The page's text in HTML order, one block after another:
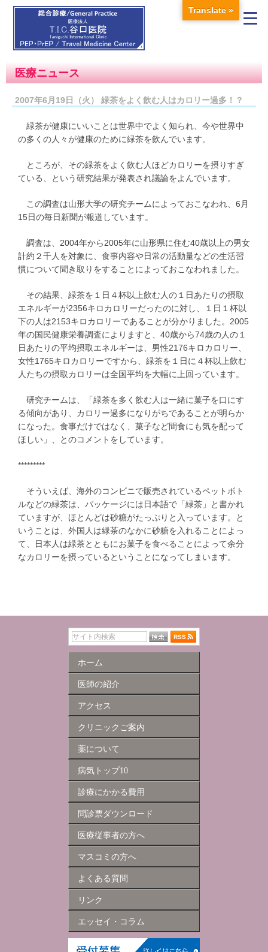
医療ニュース
2007年6月19日（火） 緑茶をよく飲む人はカロリー過多！？
緑茶が健康にいいことは世界中でよく知られ、今や世界中
の多くの人々が健康のために緑茶を飲んでいます。
ところが、その緑茶をよく飲む人ほどカロリーを摂りすぎ
ている、という研究結果が発表され議論をよんでいます。
この調査は山形大学の研究チームによっておこなわれ、6月
15日の毎日新聞が報道しています。
調査は、2004年から2005年に山形県に住む40歳以上の男女
計約２千人を対象に、食事内容や日常の活動量などの生活習
慣について聞き取りをすることによっておこなわれました。
その結果、緑茶を１日４杯以上飲む人の１日あたりの摂取
エネルギーが2356キロカロリーだったのに対し、１日１杯以
下の人は2153キロカロリーであることが分かりました。2005
年の国民健康栄養調査によりますと、40歳から74歳の人の１
日あたりの平均摂取エネルギーは、男性2176キロカロリー、
女性1765キロカロリーですから、緑茶を１日に４杯以上飲む
人たちの摂取カロリーは全国平均を大幅に上回っています。
研究チームは、「緑茶を多く飲む人は一緒に菓子を口にす
る傾向があり、カロリー過多になりがちであることが明らか
になった。食事だけではなく、菓子など間食にも気を配って
ほしい」、とのコメントをしています。
*********
そういえば、海外のコンビニで販売されているペットボト
ルなどの緑茶は、パッケージには日本語で「緑茶」と書かれ
ていますが、ほとんどは砂糖がたっぷりと入っています。と
いうことは、外国人は緑茶のなかに砂糖を入れることによっ
て、日本人は緑茶とともにお菓子を食べることによって余分
なカロリーを摂っているということになってしまいます。
ホーム
医師の紹介
アクセス
クリニックご案内
薬について
病気トップ10
診療にかかる費用
問診票ダウンロード
医療従事者の方へ
マスコミの方へ
よくある質問
リンク
エッセイ・コラム
Translate »